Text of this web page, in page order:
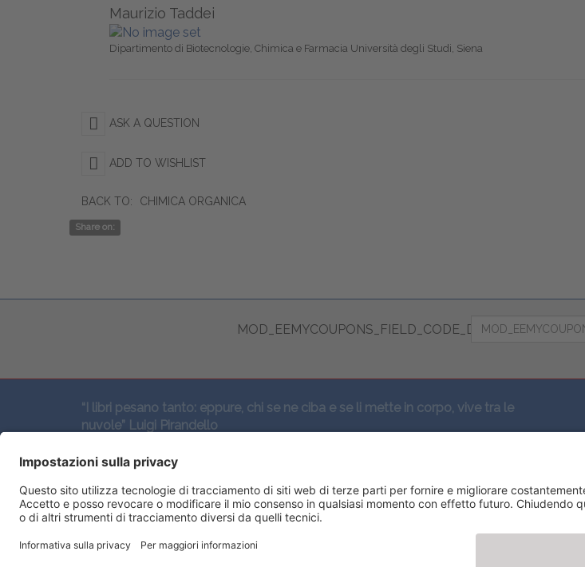
Maurizio Taddei
Dipartimento di Biotecnologie, Chimica e Farmacia Università degli Studi, Siena
ASK A QUESTION
ADD TO WISHLIST
BACK TO: CHIMICA ORGANICA
Share on:
MOD_EEMYCOUPONS_FIELD_CODE_DESC
“I libri pesano tanto: eppure, chi se ne ciba e se li mette in corpo, vive tra le
nuvole” Luigi Pirandello
SEGUICI QUI: